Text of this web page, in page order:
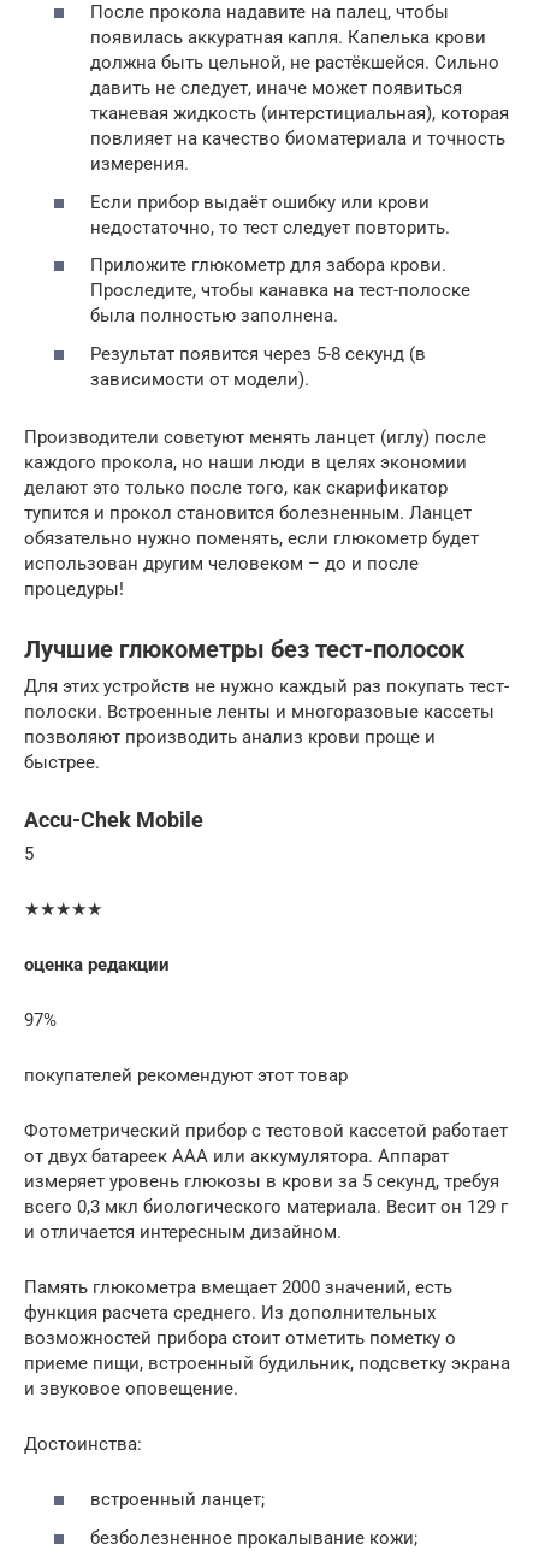
После прокола надавите на палец, чтобы
появилась аккуратная капля. Капелька крови
должна быть цельной, не растёкшейся. Сильно
давить не следует, иначе может появиться
тканевая жидкость (интерстициальная), которая
повлияет на качество биоматериала и точность
измерения.
Если прибор выдаёт ошибку или крови
недостаточно, то тест следует повторить.
Приложите глюкометр для забора крови.
Проследите, чтобы канавка на тест-полоске
была полностью заполнена.
Результат появится через 5-8 секунд (в
зависимости от модели).
Производители советуют менять ланцет (иглу) после
каждого прокола, но наши люди в целях экономии
делают это только после того, как скарификатор
тупится и прокол становится болезненным. Ланцет
обязательно нужно поменять, если глюкометр будет
использован другим человеком – до и после
процедуры!
Лучшие глюкометры без тест-полосок
Для этих устройств не нужно каждый раз покупать тест-
полоски. Встроенные ленты и многоразовые кассеты
позволяют производить анализ крови проще и
быстрее.
Accu-Chek Mobile
5
★★★★★
оценка редакции
97%
покупателей рекомендуют этот товар
Фотометрический прибор с тестовой кассетой работает
от двух батареек ААА или аккумулятора. Аппарат
измеряет уровень глюкозы в крови за 5 секунд, требуя
всего 0,3 мкл биологического материала. Весит он 129 г
и отличается интересным дизайном.
Память глюкометра вмещает 2000 значений, есть
функция расчета среднего. Из дополнительных
возможностей прибора стоит отметить пометку о
приеме пищи, встроенный будильник, подсветку экрана
и звуковое оповещение.
Достоинства:
встроенный ланцет;
безболезненное прокалывание кожи;